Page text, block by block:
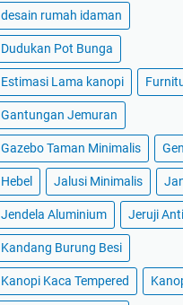
desain rumah idaman
Dudukan Pot Bunga
Estimasi Lama kanopi
Gantungan Jemuran
Gazebo Taman Minimalis
Hebel Jalusi Minimalis
Jendela Aluminium Jeruji
Kandang Burung Besi
Kanopi Kaca Tempered